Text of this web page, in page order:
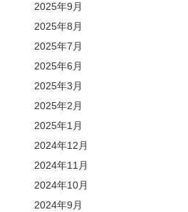
2025年9月
2025年8月
2025年7月
2025年6月
2025年3月
2025年2月
2025年1月
2024年12月
2024年11月
2024年10月
2024年9月